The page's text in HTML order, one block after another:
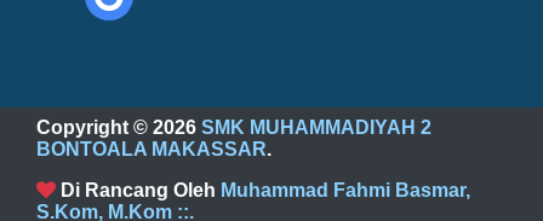
Copyright © 2026 SMK MUHAMMADIYAH 2
BONTOALA MAKASSAR.
Di Rancang Oleh Muhammad Fahmi Basmar,
S.Kom, M.Kom ::.